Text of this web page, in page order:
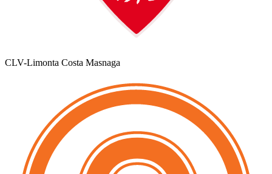
CLV-Limonta Costa Masnaga